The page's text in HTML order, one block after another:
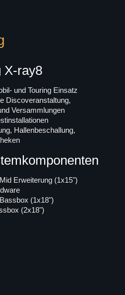
X-ray8
und Touring Einsatz
Discoveranstaltung,
Versammlungen
Hallenbeschallung,
Erweiterung (1x15")
(1x18")
(2x18")